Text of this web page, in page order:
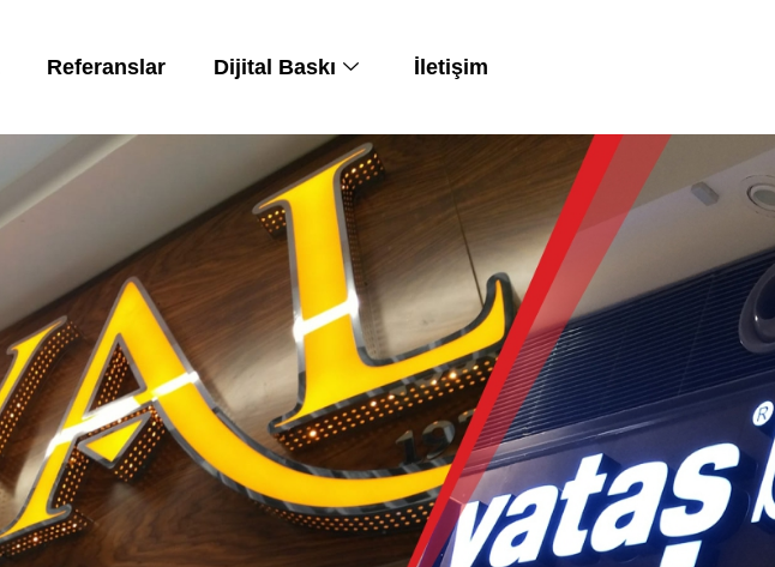
Referanslar Dijital Baskı İletişim